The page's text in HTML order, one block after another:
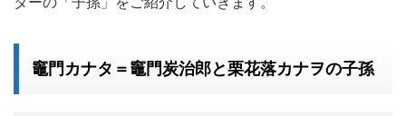
竈門カナタ＝竈門炭治郎と栗花落カナヲの子孫